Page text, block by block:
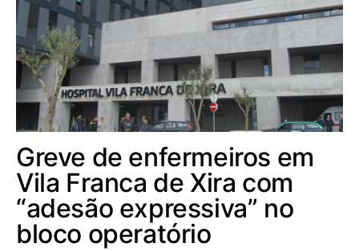
Greve de enfermeiros em
Vila Franca de Xira com
“adesão expressiva” no
bloco operatório